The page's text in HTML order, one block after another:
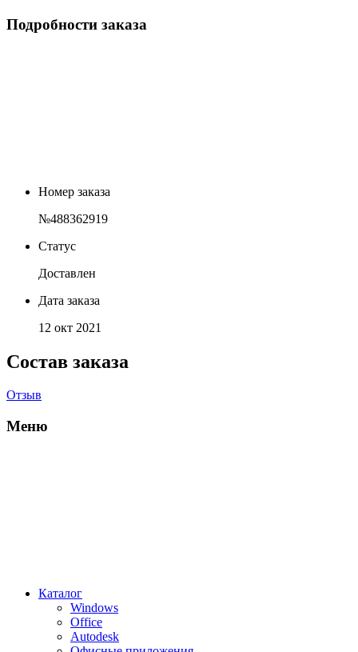
Подробности заказа
Номер заказа
№488362919
Статус
Доставлен
Дата заказа
12 окт 2021
Состав заказа
Отзыв
Меню
Каталог
Windows
Office
Autodesk